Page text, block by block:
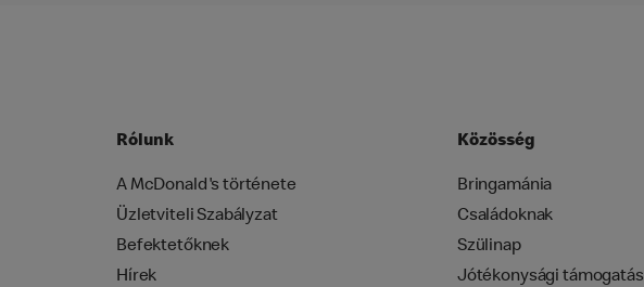
Rólunk
A McDonald's története
Üzletviteli Szabályzat
Befektetőknek
Hírek
Közösség
Bringamánia
Családoknak
Szülinap
Jótékonysági támogatás